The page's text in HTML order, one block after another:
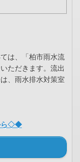
は、「柏市雨水流
ただきます。流出
、雨水排水対策室
ら◇◆